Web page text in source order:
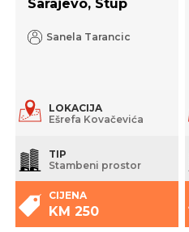
Sarajevo, Stup
Sanela Tarancic
LOKACIJA
Ešrefa Kovačevića
TIP
Stambeni prostor
CIJENA
KM 250